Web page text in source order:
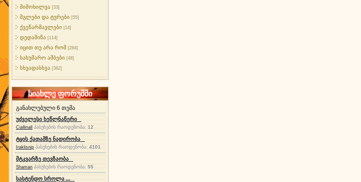
მიმოხილვა [33]
მგლები და ტურები [55]
ქვეწარმავლები [14]
დედამიწა [114]
იცით თუ არა რომ [284]
სახუმარო ამბები [48]
სხვადასხვა [362]
სიახლე ფორუმში
განახლებული 6 თემა
უძველესი ხეწლნაწერი
Ciallinall პასუხების რაოდენობა:12
ტყის ქათამზე ნადირობა
Iraklisnip პასუხების რაოდენობა: 4101
მტკვარზე თევზაობა
Shaman პასუხების რაოდენობა:55
სასტენდო სროლა ...